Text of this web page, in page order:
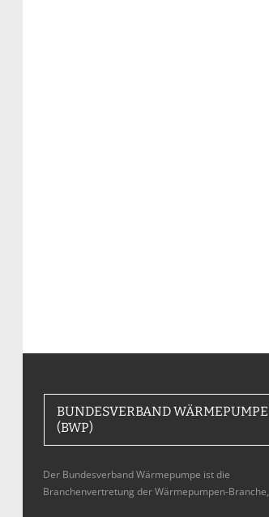
BUNDESVERBAND WÄRMEPUMPE
(BWP)
Der Bundesverband Wärmepumpe ist die
Branchenvertretung der Wärmepumpen-Branche,